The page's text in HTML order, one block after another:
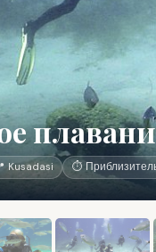
Kusadasi ⏱